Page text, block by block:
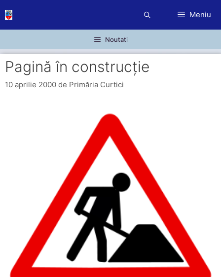
conținut
Meniu
Noutati
Pagină în construcție
10 aprilie 2000 de Primăria Curtici